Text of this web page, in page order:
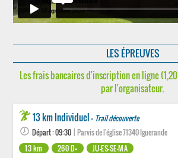
LES ÉPREUVES
Les frais bancaires d'inscription en ligne
par l'organisateur.
13 km Individuel - Trail découverte
Départ : 09:30 | Parvis de l'église 71340 Iguerande
13 km
260 D+
JU-ES-SE-MA